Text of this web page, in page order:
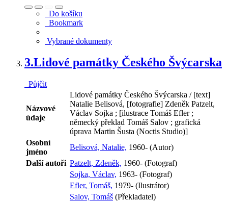
Do košíku
Bookmark
Vybrané dokumenty
3.Lidové památky Českého Švýcarska
Půjčit
Názvové
údaje
Lidové památky Českého Švýcarska / [text]
Natalie Belisová, [fotografie] Zdeněk Patzelt,
Václav Sojka ; [ilustrace Tomáš Efler ;
německý překlad Tomáš Salov ; grafická
úprava Martin Šusta (Noctis Studio)]
Osobní
jméno
Belisová, Natalie, 1960- (Autor)
Další autoři Patzelt, Zdeněk, 1960- (Fotograf)
Sojka, Václav, 1963- (Fotograf)
Efler, Tomáš, 1979- (Ilustrátor)
Salov, Tomáš (Překladatel)